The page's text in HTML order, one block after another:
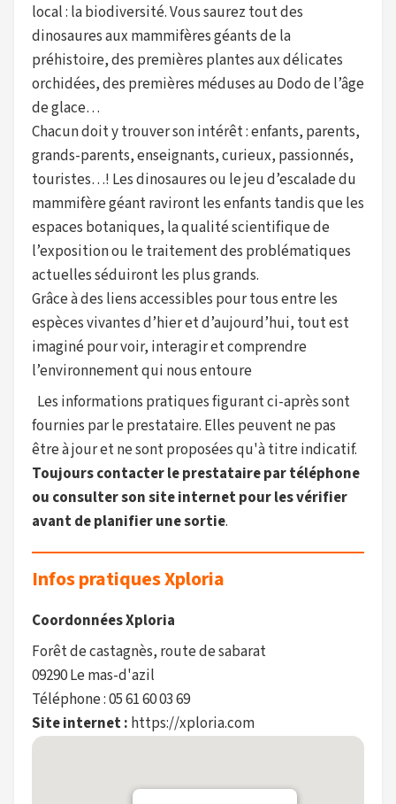
local : la biodiversité. Vous saurez tout des
dinosaures aux mammifères géants de la
préhistoire, des premières plantes aux délicates
orchidées, des premières méduses au Dodo de l’âge
de glace…
Chacun doit y trouver son intérêt : enfants, parents,
grands-parents, enseignants, curieux, passionnés,
touristes…! Les dinosaures ou le jeu d’escalade du
mammifère géant raviront les enfants tandis que les
espaces botaniques, la qualité scientifique de
l’exposition ou le traitement des problématiques
actuelles séduiront les plus grands.
Grâce à des liens accessibles pour tous entre les
espèces vivantes d’hier et d’aujourd’hui, tout est
imaginé pour voir, interagir et comprendre
l’environnement qui nous entoure
Les informations pratiques figurant ci-après sont
fournies par le prestataire. Elles peuvent ne pas
être à jour et ne sont proposées qu'à titre indicatif.
Toujours contacter le prestataire par téléphone
ou consulter son site internet pour les vérifier
avant de planifier une sortie.
Infos pratiques Xploria
Coordonnées Xploria
Forêt de castagnès, route de sabarat
09290 Le mas-d'azil
Téléphone : 05 61 60 03 69
Site internet : https://xploria.com